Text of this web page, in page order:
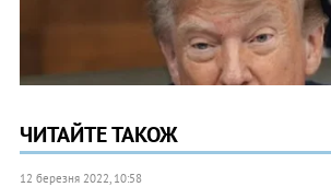
ЧИТАЙТЕ ТАКОЖ
12 березня 2022, 10:58